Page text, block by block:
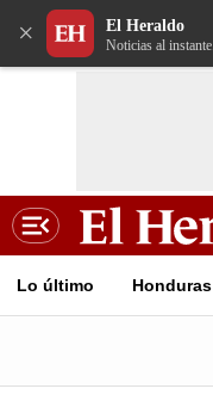
× El Heraldo
Noticias al
Lo último Honduras